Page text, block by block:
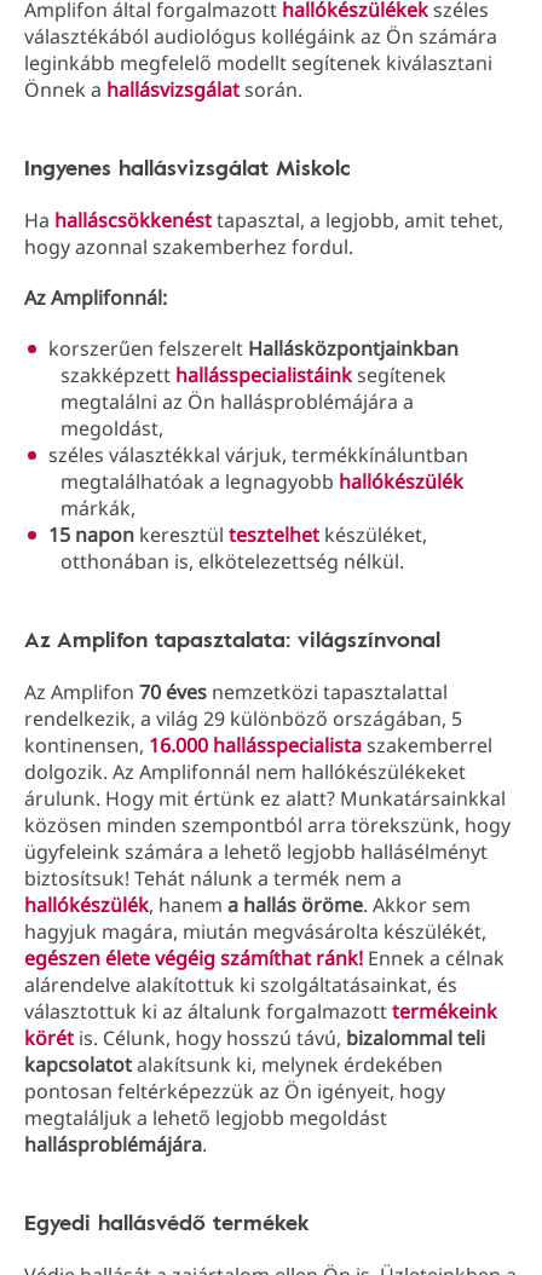
Amplifon által forgalmazott hallókészülékekszéles
választékából audiológus kollégáink az Ön számára
leginkább megfelelő modellt segítenek kiválasztani
Önnek a hallásvizsgálatsorán.
Ingyenes hallásvizsgálat Miskolc
Ha halláscsökkenésttapasztal, a legjobb, amit tehet,
hogy azonnal szakemberhez fordul.
Az Amplifonnál:
korszerűen felszerelt Hallásközpontjainkban
szakképzett hallásspecialistáinksegítenek
megtalálni az Ön hallásproblémájára a
megoldást,
széles választékkal várjuk, termékkínáluntban
megtalálhatóak a legnagyobb hallókészülék
márkák,
15 napon keresztül tesztelhet készüléket,
otthonában is, elkötelezettség nélkül.
Az Amplifon tapasztalata: világszínvonal
Az Amplifon 70 éves nemzetközi tapasztalattal
rendelkezik, a világ 29 különböző országában, 5
kontinensen, 16.000 hallásspecialistaszakemberrel
dolgozik. Az Amplifonnál nem hallókészülékeket
árulunk. Hogy mit értünk ez alatt? Munkatársainkkal
közösen minden szempontból arra törekszünk, hogy
ügyfeleink számára a lehető legjobb hallásélményt
biztosítsuk! Tehát nálunk a termék nem a
hallókészülék, hanem a hallás öröme. Akkor sem
hagyjuk magára, miután megvásárolta készülékét,
egészen élete végéig számíthat ránk! Ennek a célnak
alárendelve alakítottuk ki szolgáltatásainkat, és
választottuk ki az általunk forgalmazotttermékeink
körét is. Célunk, hogy hosszú távú, bizalommal teli
kapcsolatotalakítsunk ki, melynek érdekében
pontosan feltérképezzük az Ön igényeit, hogy
megtaláljuk a lehető legjobb megoldást
hallásproblémájára.
Egyedi hallásvédő termékek